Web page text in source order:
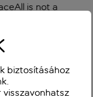
is not a
biztosításához
visszavonhatsz